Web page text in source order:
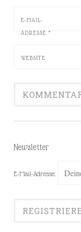
E-MAIL-
ADRESSE *
WEBSITE
Newsletter
E-Mail-Adresse: